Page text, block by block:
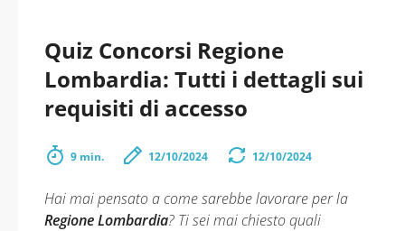
Quiz Concorsi Regione
Lombardia: Tutti i dettagli sui
requisiti di accesso
9 min. 12/10/2024 12/10/2024
Hai mai pensato a come sarebbe lavorare per la
Regione Lombardia? Ti sei mai chiesto quali